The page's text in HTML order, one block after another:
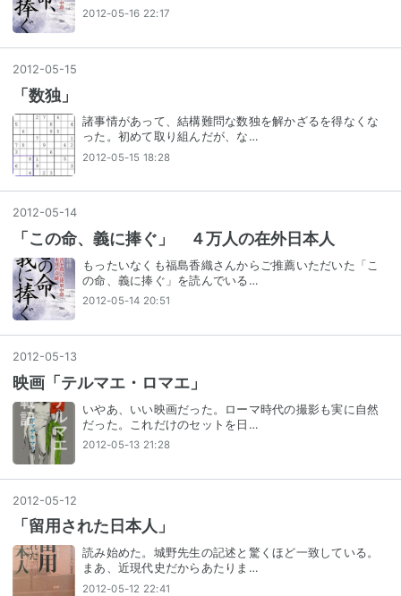
2012-05-16 22:17
2012-05-15
「数独」
諸事情があって、結構難問な数独を解かざるを得なくな
った。初めて取り組んだが、な…
2012-05-15 18:28
2012-05-14
「この命、義に捧ぐ」 ４万人の在外日本人
もったいなくも福島香織さんからご推薦いただいた「こ
の命、義に捧ぐ」を読んでいる…
2012-05-14 20:51
2012-05-13
映画「テルマエ・ロマエ」
いやあ、いい映画だった。ローマ時代の撮影も実に自然
だった。これだけのセットを日…
2012-05-13 21:28
2012-05-12
「留用された日本人」
読み始めた。城野先生の記述と驚くほど一致している。
まあ、近現代史だからあたりま…
2012-05-12 22:41